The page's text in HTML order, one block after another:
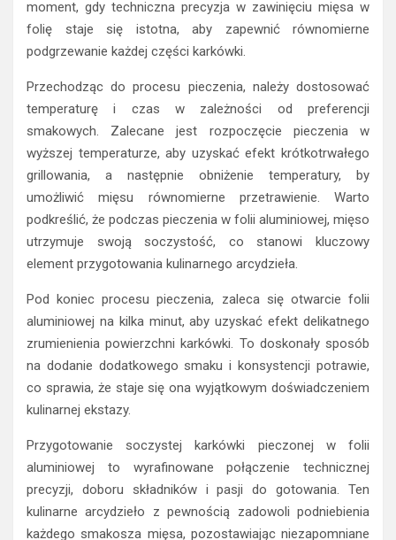
moment, gdy techniczna precyzja w zawinięciu mięsa w
folię staje się istotna, aby zapewnić równomierne
podgrzewanie każdej części karkówki.
Przechodząc do procesu pieczenia, należy dostosować
temperaturę i czas w zależności od preferencji
smakowych. Zalecane jest rozpoczęcie pieczenia w
wyższej temperaturze, aby uzyskać efekt krótkotrwałego
grillowania, a następnie obniżenie temperatury, by
umożliwić mięsu równomierne przetrawienie. Warto
podkreślić, że podczas pieczenia w folii aluminiowej, mięso
utrzymuje swoją soczystość, co stanowi kluczowy
element przygotowania kulinarnego arcydzieła.
Pod koniec procesu pieczenia, zaleca się otwarcie folii
aluminiowej na kilka minut, aby uzyskać efekt delikatnego
zrumienienia powierzchni karkówki. To doskonały sposób
na dodanie dodatkowego smaku i konsystencji potrawie,
co sprawia, że staje się ona wyjątkowym doświadczeniem
kulinarnej ekstazy.
Przygotowanie soczystej karkówki pieczonej w folii
aluminiowej to wyrafinowane połączenie technicznej
precyzji, doboru składników i pasji do gotowania. Ten
kulinarne arcydzieło z pewnością zadowoli podniebienia
każdego smakosza mięsa, pozostawiając niezapomniane